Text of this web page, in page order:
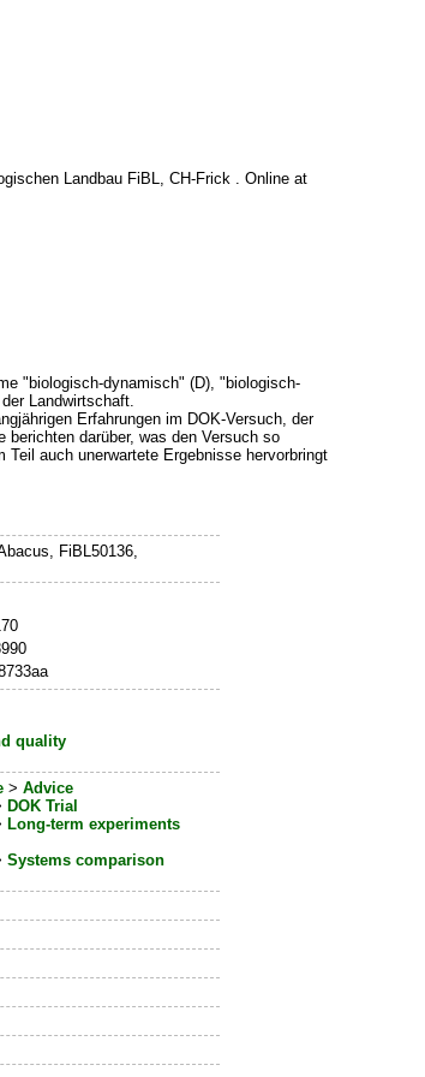
Landbau FiBL, CH-Frick . Online at
"biologisch-dynamisch" (D), "biologisch-
Landwirtschaft.
Erfahrungen im DOK-Versuch, der
darüber, was den Versuch so
auch unerwartete Ergebnisse hervorbringt
FiBL50136,
quality
>Advice
DOK Trial
Long-term experiments
Systems comparison